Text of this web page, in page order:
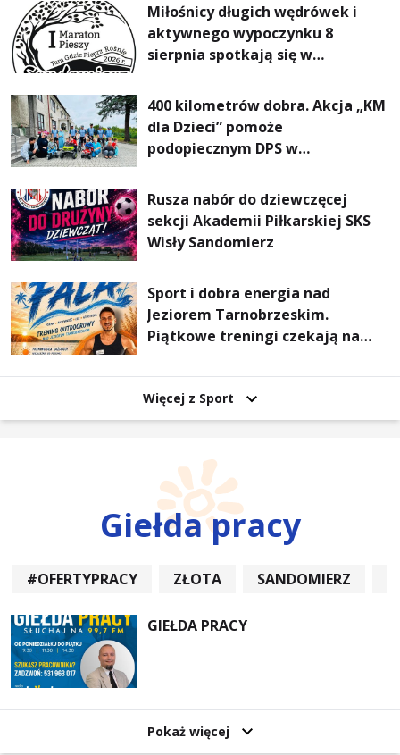
Miłośnicy długich wędrówek i
aktywnego wypoczynku 8
sierpnia spotkają się w
Pieszym „Tam Gdzie Pieprz
Rośnie”
400 kilometrów dobra. Akcja „KM
dla Dzieci” pomoże
podopiecznym DPS w
Rusza nabór do dziewczęcej
sekcji Akademii Piłkarskiej SKS
Wisły Sandomierz
Sport i dobra energia nad
Jeziorem Tarnobrzeskim.
Piątkowe treningi czekają na
Więcej z Sport
Giełda pracy
#OFERTYPRACY ZŁOTA SANDOMIERZ
GIEŁDA PRACY
Pokaż więcej